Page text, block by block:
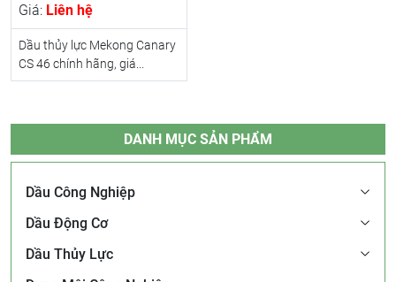
Giá: Liên hệ
Dầu thủy lực Mekong Canary
CS 46 chính hãng, giá...
DANH MỤC SẢN PHẨM
Dầu Công Nghiệp
Dầu Động Cơ
Dầu Thủy Lực